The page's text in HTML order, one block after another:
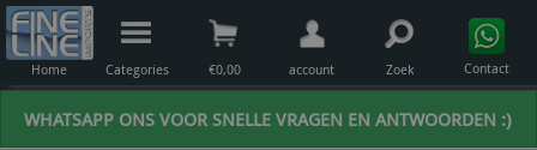
WHATSAPP ONS VOOR SNELLE VRAGEN EN ANTWOORDEN :)
Home Categories €0,00 account Zoek Contact